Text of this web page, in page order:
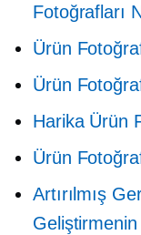
Fotoğrafları
Ürün
Ürün
Harika Ürün
Ürün
Artırılmış